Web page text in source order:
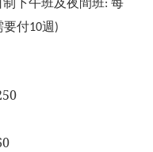
:
要付10週)